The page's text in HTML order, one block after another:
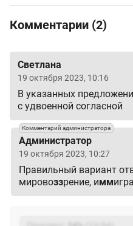
Комментарии (2)
Cветлана
19 октября 2023, 10:16
В указанных
с удвоенной согласной
Комментарий администратора
Администратор
19 октября 2023, 10:27
Правильный вариант
мировоззрение, имм